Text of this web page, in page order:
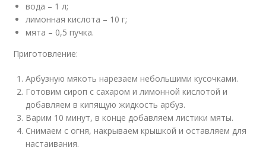
вода – 1 л;
лимонная кислота – 10 г;
мята – 0,5 пучка.
Приготовление:
Арбузную мякоть нарезаем небольшими кусочками.
Готовим сироп с сахаром и лимонной кислотой и
добавляем в кипящую жидкость арбуз.
Варим 10 минут, в конце добавляем листики мяты.
Снимаем с огня, накрываем крышкой и оставляем для
настаивания.